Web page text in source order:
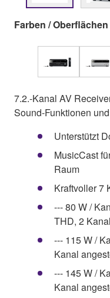
Farben / Oberflächen
7.2.-Kanal AV
Sound-Funktionen
Unterstützt
MusicCast
Raum
Kraftvoller 7
--- 80 W /
THD, 2
--- 115 W /
Kanal
--- 145 W /
Kanal